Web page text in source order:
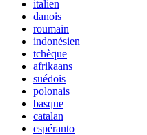
italien
danois
roumain
indonésien
tchèque
afrikaans
suédois
polonais
basque
catalan
espéranto